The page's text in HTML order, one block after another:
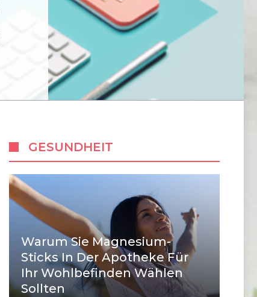
GESUNDHEIT
Warum Sie Magnesium-
Sticks In Der Apotheke Für
Ihr Wohlbefinden Wählen
Sollten